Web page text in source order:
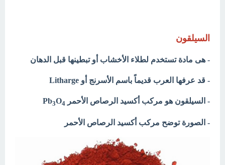
السيلقون
- هى مادة تستخدم لطلاء الأخشاب أو تبطينها قبل الدهان
- قد عرفها العرب قديماً باسم الأسرنج أو Litharge
- السيلقون هو مركب أكسيد الرصاص الأحمر Pb 3O4
- الصورة توضح مركب أكسيد الرصاص الأحمر